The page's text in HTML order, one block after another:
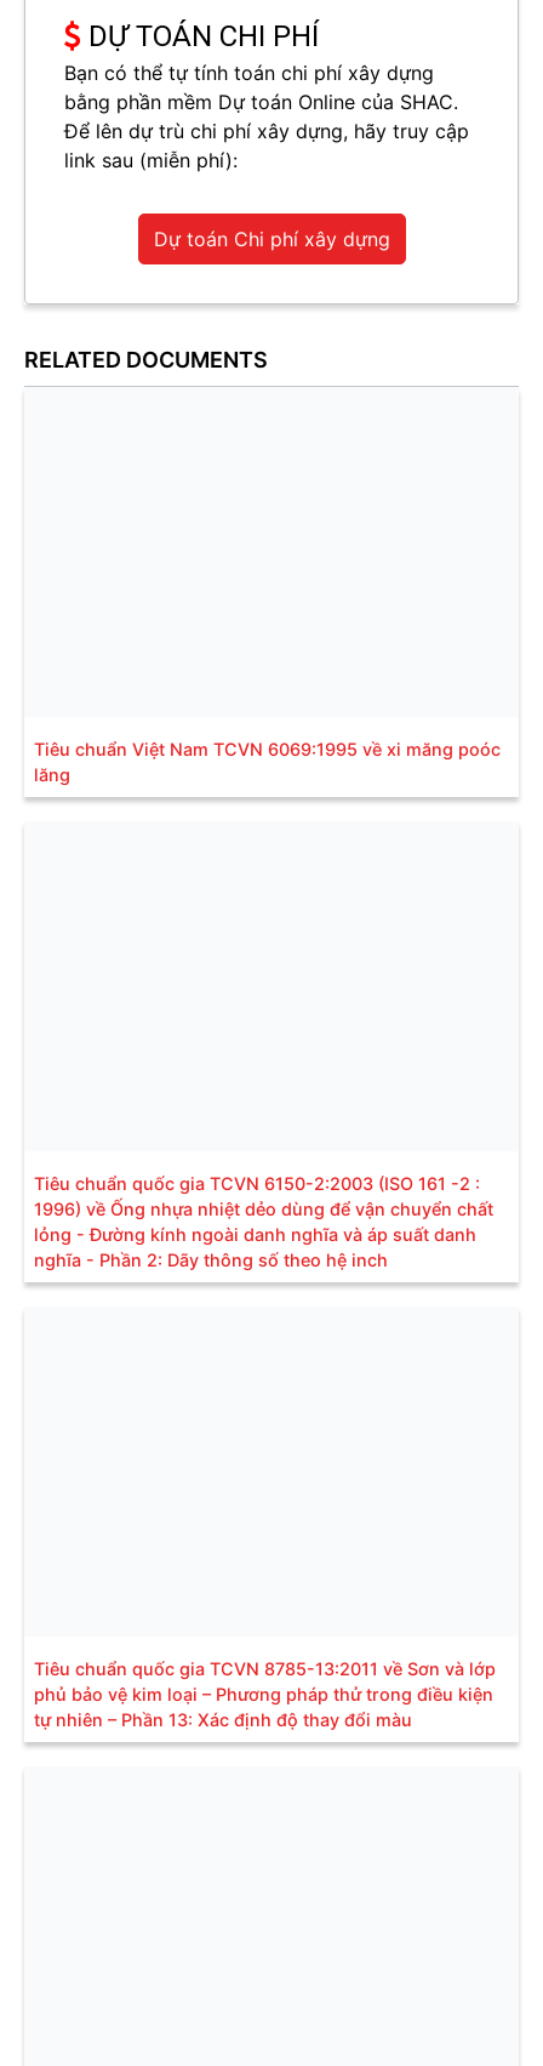
DỰ TOÁN CHI PHÍ
Bạn có thể tự tính toán chi phí xây dựng
bằng phần mềm Dự toán Online của SHAC.
Để lên dự trù chi phí xây dựng, hãy truy cập
link sau (miễn phí):
Dự toán Chi phí xây dựng
RELATED DOCUMENTS
Tiêu chuẩn Việt Nam TCVN 6069:1995 về xi măng poóc
lăng
Tiêu chuẩn quốc gia TCVN 6150-2:2003 (ISO 161 -2 :
1996) về Ống nhựa nhiệt dẻo dùng để vận chuyển chất
lỏng - Đường kính ngoài danh nghĩa và áp suất danh
nghĩa - Phần 2: Dãy thông số theo hệ inch
Tiêu chuẩn quốc gia TCVN 8785-13:2011 về Sơn và lớp
phủ bảo vệ kim loại – Phương pháp thử trong điều kiện
tự nhiên – Phần 13: Xác định độ thay đổi màu